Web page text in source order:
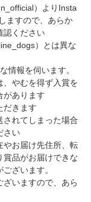
）よりInsta
ますので、あらか
認ください
）とは異な
情報を伺います。
やむを得ず入賞を
があります
だきます
されてしまった場合
さい
やお届け先住所、転
賞品がお届けできな
ざいます。
ざいますので、あら